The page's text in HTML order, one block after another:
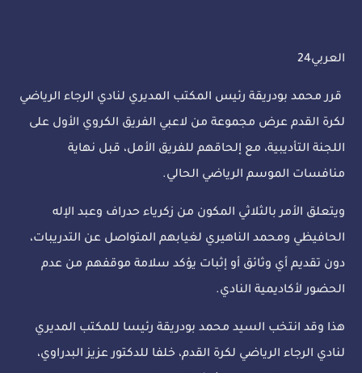
العربي24
قرر محمد بودريقة رئيس المكتب المديري لنادي الرجاء الرياضي
لكرة القدم عرض مجموعة من لاعبي الفريق الكروي الأول على
اللجنة التأديبية، مع إلحاقهم للفريق الأمل، قبل نهاية
منافسات الموسم الرياضي الحالي.
ويتعلق الأمر بالثلاثي المكون من زكرياء حدراف وعبد الإله
الحافيظي ومحمد الناهيري لغيابهم المتواصل عن التدريبات،
دون تقديم أي وثائق أو إثبات يؤكد سلامة موقفهم من عدم
الحضور لأكاديمية النادي.
هذا وقد انتخب السيد محمد بودريقة رئيسا للمكتب المديري
لنادي الرجاء الرياضي لكرة القدم، خلفا للدكتور عزيز البدراوي،